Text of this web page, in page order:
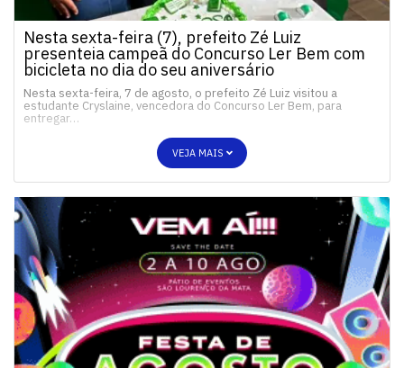
Nesta sexta-feira (7), prefeito Zé Luiz
presenteia campeã do Concurso Ler Bem com
bicicleta no dia do seu aniversário
Nesta sexta-feira, 7 de agosto, o prefeito Zé Luiz visitou a
estudante Cryslaine, vencedora do Concurso Ler Bem, para
entregar…
VEJA MAIS